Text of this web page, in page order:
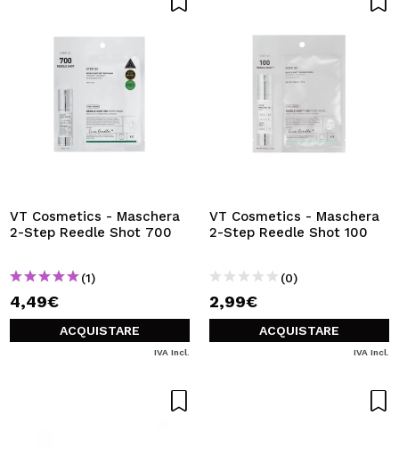
VT Cosmetics - Maschera
2-Step Reedle Shot 700
(1)
4,49€
ACQUISTARE
IVA Incl.
VT Cosmetics - Maschera
2-Step Reedle Shot 100
(0)
2,99€
ACQUISTARE
IVA Incl.